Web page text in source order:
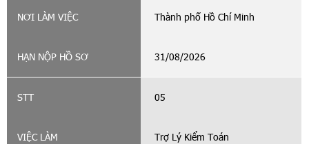
Thành phố Hồ Chí Minh
31/08/2026
05
Trợ Lý Kiểm Toán